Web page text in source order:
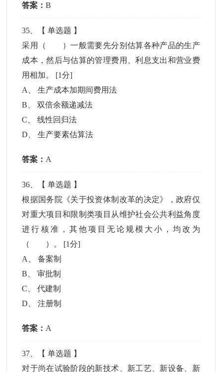
答案：B
35 、【单选题 】
采用（ ）一般需要先分别估算各种产品的生产
成本，然后与估算的管理费用、利息支出和营业费
用相加。 [1分]
A
、生产成本加期间费用法
B 、双倍余额递减法
C 、线性回归法
D 、生产要素估算法
答案： A
36 、【单选题 】
根据国务院《关于投资体制改革的决定》，政府仅
对重大项目和限制类项目从维护社会公共利益角度
进行核准，其他项目无论规模大小，均改为
（ ）。 [1分]
A
、备案制
B 、审批制
C 、代建制
D 、注册制
答案： A
37 、【单选题 】
对于尚在试验阶段的新技术、新工艺、新设备、新